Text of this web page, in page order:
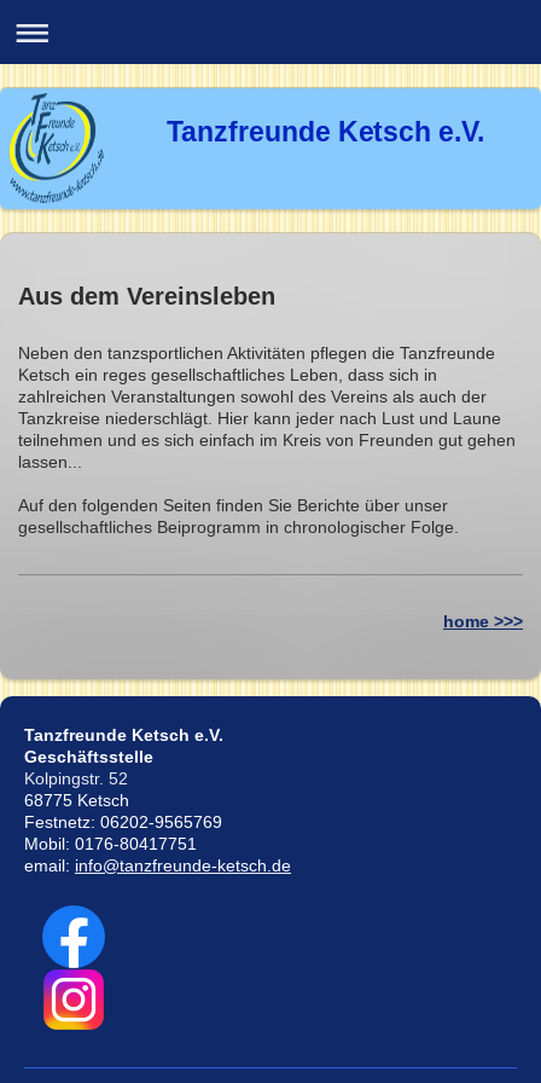
Tanzfreunde Ketsch e.V.
Aus dem Vereinsleben
Neben den tanzsportlichen Aktivitäten pflegen die Tanzfreunde
Ketsch ein reges gesellschaftliches Leben, dass sich in
zahlreichen Veranstaltungen sowohl des Vereins als auch der
Tanzkreise niederschlägt. Hier kann jeder nach Lust und Laune
teilnehmen und es sich einfach im Kreis von Freunden gut gehen
lassen...
Auf den folgenden Seiten finden Sie Berichte über unser
gesellschaftliches Beiprogramm in chronologischer Folge.
home >>>
Tanzfreunde Ketsch e.V.
Geschäftsstelle
Kolpingstr. 52
68775 Ketsch
Festnetz: 06202-9565769
Mobil: 0176-80417751
email: info@tanzfreunde-ketsch.de